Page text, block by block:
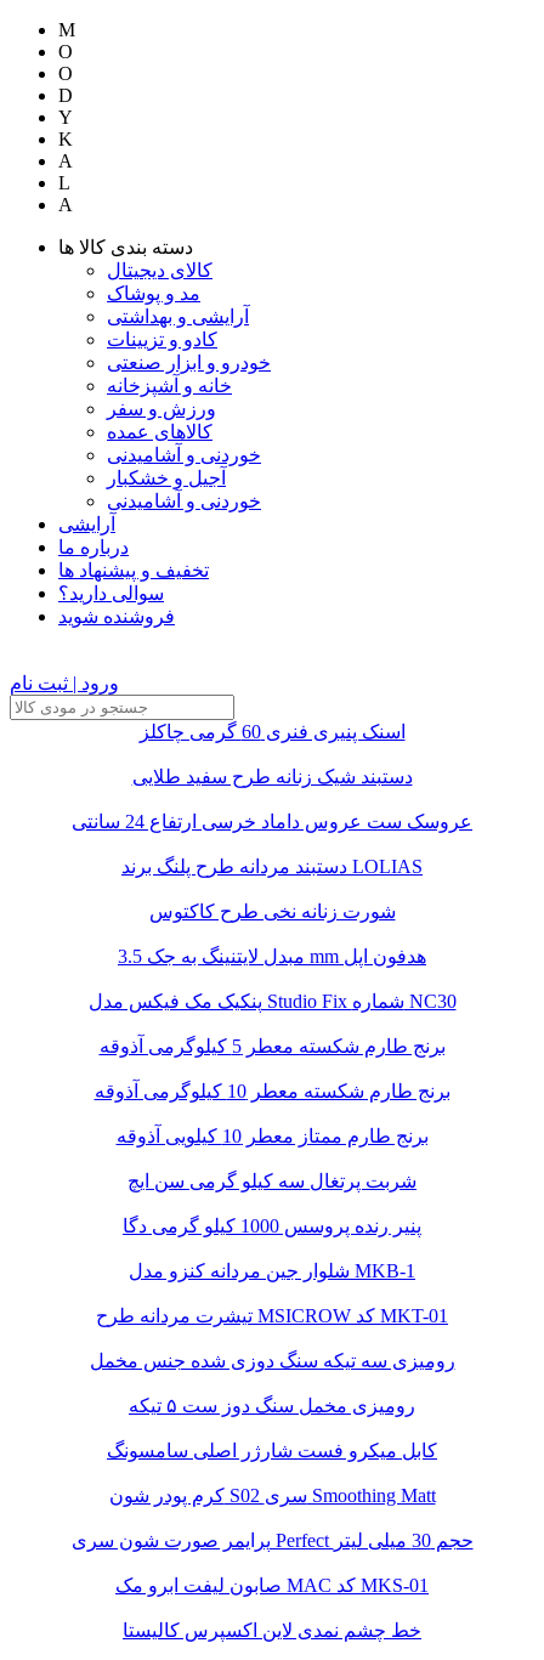
M
O
O
D
Y
K
A
L
A
دسته بندی کالا ها
کالای دیجیتال
مد و پوشاک
آرایشی و بهداشتی
کادو و تزیینات
خودرو و ابزار صنعتی
خانه و آشپزخانه
ورزش و سفر
کالاهای عمده
خوردنی و آشامیدنی
آجیل و خشکبار
خوردنی و آشامیدنی
آرایشی
درباره ما
تخفیف و پیشنهاد ها
سوالی دارید؟
فروشنده شوید
ورود | ثبت نام
اسنک پنیری فنری 60 گرمی چاکلز
دستبند شیک زنانه طرح سفید طلایی
عروسک ست عروس داماد خرسی ارتفاع 24 سانتی
دستبند مردانه طرح پلنگ برند LOLIAS
شورت زنانه نخی طرح کاکتوس
مبدل لایتنینگ به جک 3.5 mm هدفون اپل
پنکیک مک فیکس مدل Studio Fix شماره NC30
برنج طارم شکسته معطر 5 کیلوگرمی آذوقه
برنج طارم شکسته معطر 10 کیلوگرمی آذوقه
برنج طارم ممتاز معطر 10 کیلویی آذوقه
شربت پرتغال سه کیلو گرمی سن ایچ
پنیر رنده پروسس 1000 کیلو گرمی دگا
شلوار جین مردانه کنزو مدل MKB-1
تیشرت مردانه طرح MSICROW کد MKT-01
رومیزی سه تیکه سنگ دوزی شده جنس مخمل
رومیزی مخمل سنگ دوز ست ۵ تیکه
کابل میکرو فست شارژر اصلی سامسونگ
کرم پودر شون S02 سری Smoothing Matt
پرایمر صورت شون سری Perfect حجم 30 میلی لیتر
صابون لیفت ابرو مک MAC کد MKS-01
خط چشم نمدی لاین اکسپرس کالیستا